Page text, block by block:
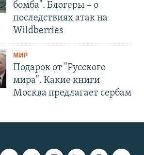
бомба". Блогеры – о
последствиях атак на
Wildberries
МИР
Подарок от "Русского
мира". Какие книги
Москва предлагает сербам